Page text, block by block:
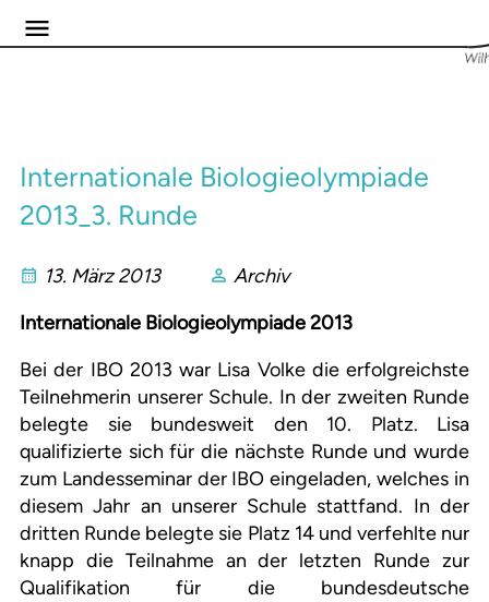
Internationale Biologieolympiade
2013_3. Runde
13. März 2013
Archiv
Internationale Biologieolympiade 2013
Bei der IBO 2013 war Lisa Volke die erfolgreichste
Teilnehmerin unserer Schule. In der zweiten Runde
belegte sie bundesweit den 10. Platz. Lisa
qualifizierte sich für die nächste Runde und wurde
zum Landesseminar der IBO eingeladen, welches in
diesem Jahr an unserer Schule stattfand. In der
dritten Runde belegte sie Platz 14 und verfehlte nur
knapp die Teilnahme an der letzten Runde zur
Qualifikation für die bundesdeutsche